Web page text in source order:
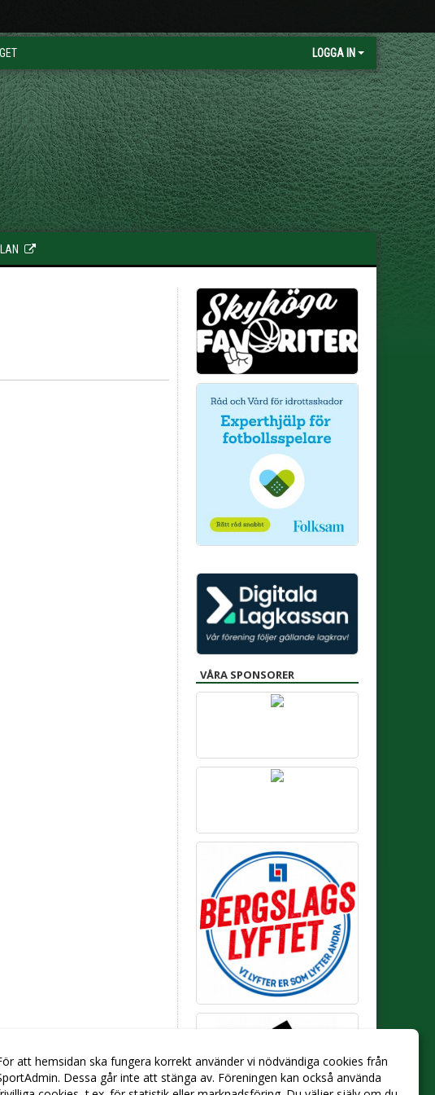
LOGGA IN
VÅRA SPONSORER
att hemsidan ska fungera korrekt använder vi nödvändiga cookies från
Dessa går inte att stänga av. Föreningen kan också använda